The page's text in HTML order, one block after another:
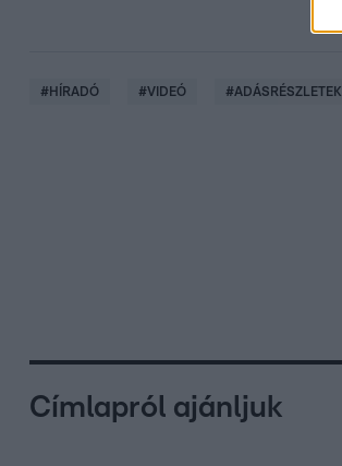
#HÍRADÓ #VIDEÓ #ADÁSRÉSZLETEK
Címlapról ajánljuk